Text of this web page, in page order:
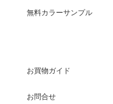
無料カラーサンプル
お買物ガイド
お問合せ